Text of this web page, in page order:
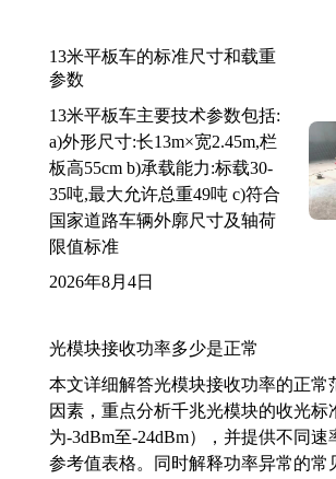
13米平板车的标准尺寸和载重
参数
13米平板车主要技术参数包括:
a)外形尺寸:长13m×宽2.45m,栏
板高55cm b)承载能力:标载30-
35吨,最大允许总重49吨 c)符合
国家道路车辆外廓尺寸及轴荷
限值标准
2026年8月4日
光模块接收功率多少是正常
本文详细解答光模块接收功率的正常
因素，重点分析千兆光模块的收光标
为-3dBm至-24dBm），并提供不同速
参考值表格。同时解释功率异常的常